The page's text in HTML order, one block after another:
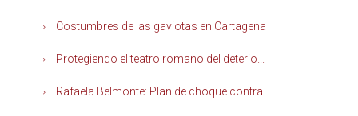
Costumbres de las gaviotas en Cartagena
Protegiendo el teatro romano del deterio...
Rafaela Belmonte: Plan de choque contra ...